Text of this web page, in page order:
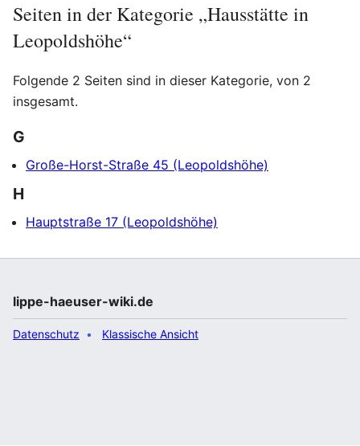
Seiten in der Kategorie „Hausstätte in
Leopoldshöhe“
Folgende 2 Seiten sind in dieser Kategorie, von 2
insgesamt.
G
Große-Horst-Straße 45 (Leopoldshöhe)
H
Hauptstraße 17 (Leopoldshöhe)
lippe-haeuser-wiki.de
Datenschutz Klassische Ansicht